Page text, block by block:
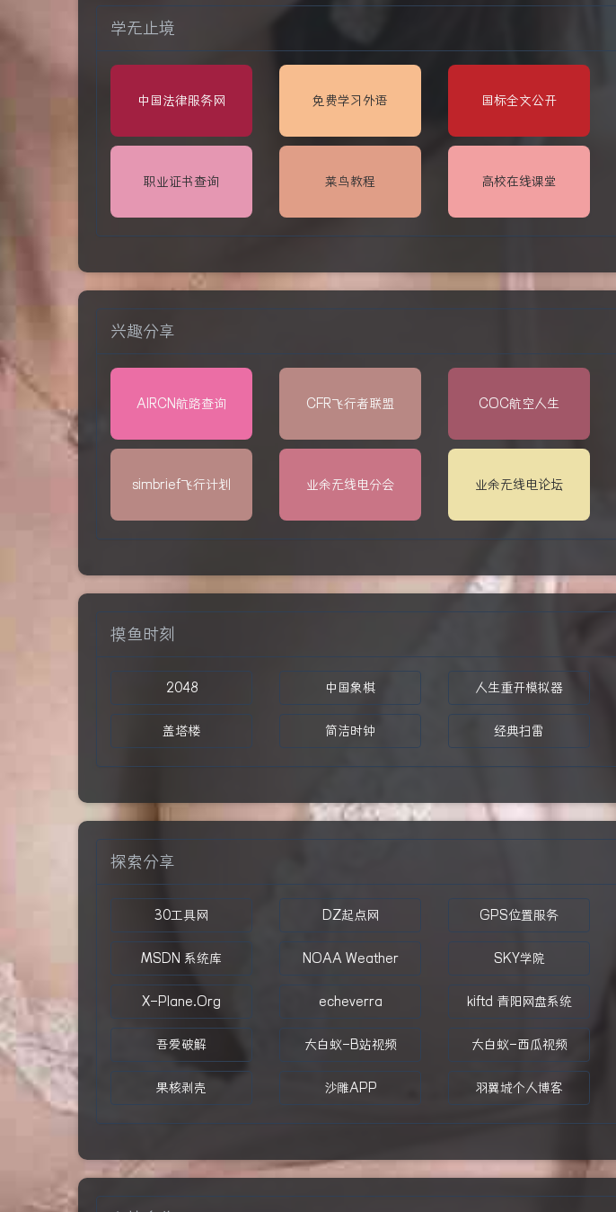
学无止境
中国法律服务网 免费学习外语 国标全文公开
职业证书查询 菜鸟教程 高校在线课堂
兴趣分享
AIRCN航路查询 CFR飞行者联盟 COC航空人生
simbrief飞行计划 业余无线电分会 业余无线电论坛
摸鱼时刻
2048 中国象棋 人生重开模拟器
盖塔楼 简洁时钟 经典扫雷
探索分享
30工具网 DZ起点网 GPS位置服务
MSDN 系统库 NOAA Weather SKY学院
X-Plane.Org echeverra kiftd 青阳网盘系统
吾爱破解 大白蚁-B站视频 大白蚁-西瓜视频
果核剥壳 沙雕APP 羽翼城个人博客